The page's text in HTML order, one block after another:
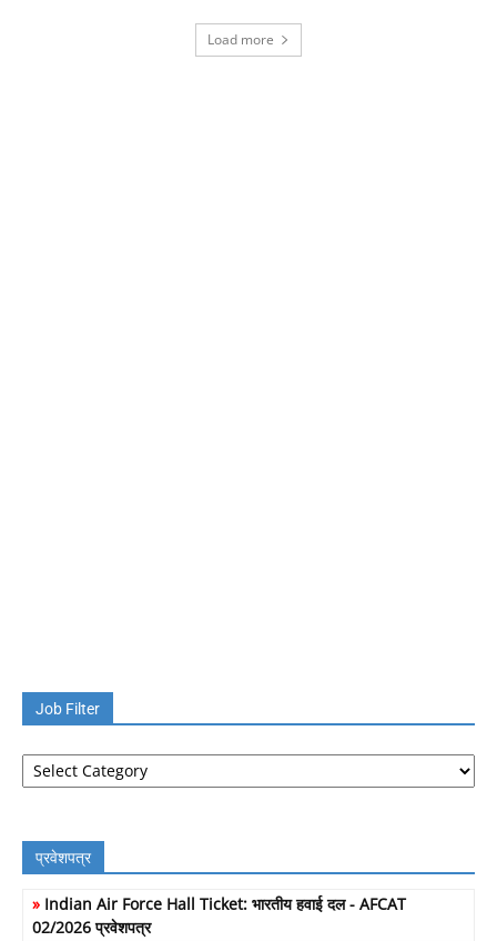
Load more
Job Filter
Job
Filter
प्रवेशपत्र
» Indian Air Force Hall Ticket: भारतीय हवाई दल - AFCAT
02/2026 प्रवेशपत्र